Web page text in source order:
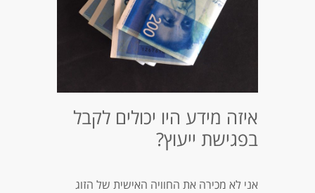
איזה מידע היו יכולים לקבל
בפגישת ייעוץ?
אני לא מכירה את החוויה האישית של הזוג